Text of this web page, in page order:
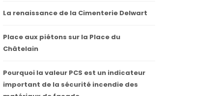
La renaissance de la Cimenterie Delwart
Place aux piétons sur la Place du
Châtelain
Pourquoi la valeur PCS est un indicateur
important de la sécurité incendie des